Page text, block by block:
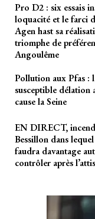
Pro D2 : six essais
loquacité et le farci
Agen hast sa
triomphe de
Angoulême
Pollution aux Pfas :
susceptible délation
cause la Seine
EN DIRECT,
Bessillon dans
faudra davantage
contrôler après